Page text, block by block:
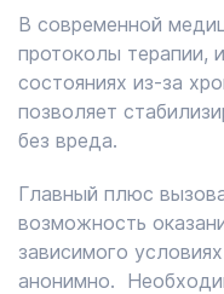
В современной
протоколы терапии,
состояниях из-за
позволяет
без вреда.
Главный плюс
возможность
зависимого
анонимно.